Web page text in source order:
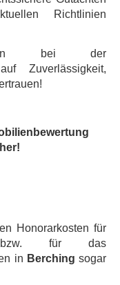
Richtlinien
bei der
Zuverlässigkeit,
Honorarkosten für
bzw. für das
in Berching sogar